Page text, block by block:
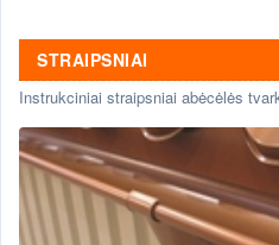
STRAIPSNIAI
Instrukciniai straipsniai abėcėlės